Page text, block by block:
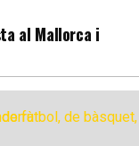
al Mallorca i